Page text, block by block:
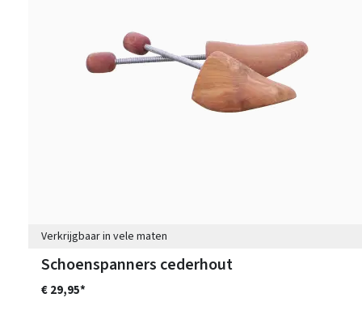
Verkrijgbaar in vele maten
Schoenspanners cederhout
€ 29,95*